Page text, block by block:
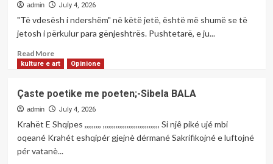
me
poetin:-
Qazim
admin July 4, 2026
"Të vdesësh i ndershëm" në këtë jetë, është më shumë se të
jetosh i përkulur para gënjeshtrës. Pushtetarë, e ju...
Read MoreRead
more
poetike
me
poetin:-
Naim
kulture e art Opinione
Çaste poetike me poeten;-Sibela BALA
admin July 4, 2026
Krahët E Shqipes ,,,,,,,,, ,,,,,,,,,,,,,,,,,,,,,,,,,,,,,,, Si njê piké ujé mbi
oqeané Krahét eshqipér gjejnè dérmané Sakrifikojné e luftojné
pér vatanè...